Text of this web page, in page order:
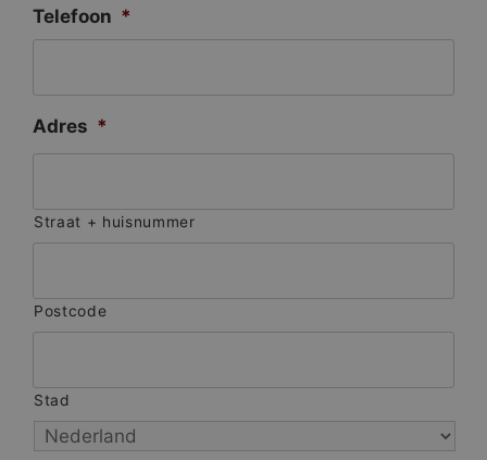
Telefoon *
Adres *
Straat + huisnummer
Postcode
Stad